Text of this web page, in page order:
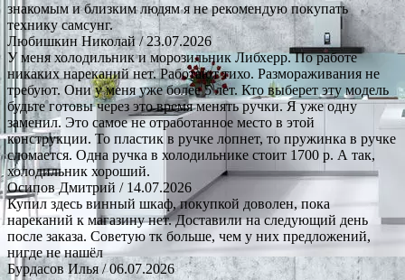
знакомым и близким людям я не рекомендую покупать
технику самсунг.
Любишкин Николай/ 23.07.2026
У меня холодильник и морозильник Либхерр. По работе
никаких нареканий нет. Работают тихо. Размораживания не
требуют. Они у меня уже более 5 лет. Кто выберет эту модель
будьте готовы через это время менять ручки. Я уже одну
заменил. Это самое не отработанное место в этой
конструкции. То пластик в ручке лопнет, то пружинка в ручке
сломается. Одна ручка в холодильнике стоит 1700 р. А так,
холодильник хороший.
Осипов Дмитрий / 14.07.2026
Купил здесь винный шкаф, покупкой доволен, пока
нареканий к магазину нет. Доставили на следующий день
после заказа. Советую тк больше, чем у них предложений,
нигде не нашёл
Бурдасов Илья/ 06.07.2026